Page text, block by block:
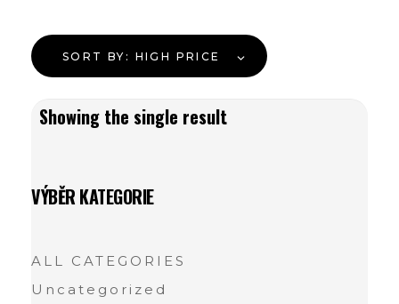
Showing the single result
SORT BY: HIGH PRICE
VÝBĚR KATEGORIE
ALL CATEGORIES
Uncategorized